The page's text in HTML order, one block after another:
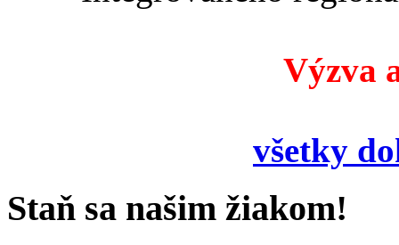
Výzva
všetky
Staň sa našim žiakom!